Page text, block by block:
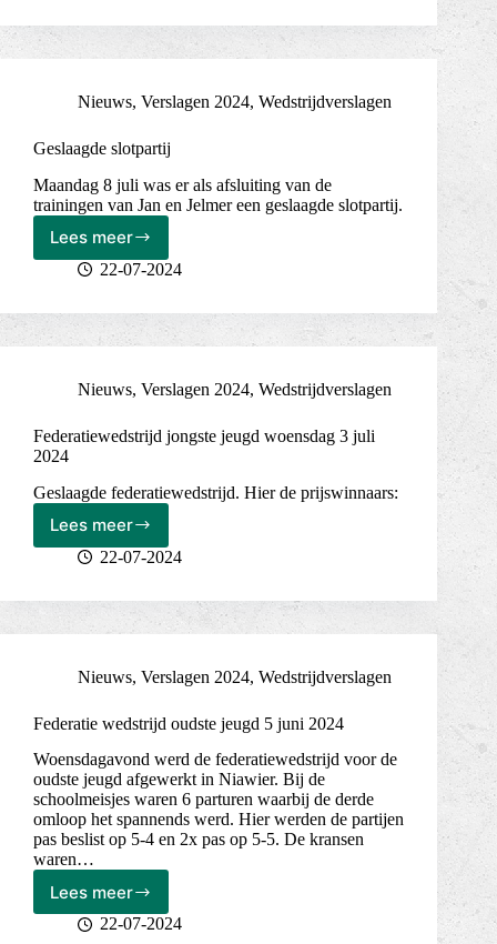
2024
Nieuws, Verslagen 2024, Wedstrijdverslagen
Geslaagde slotpartij
Maandag 8 juli was er als afsluiting van de
trainingen van Jan en Jelmer een geslaagde slotpartij.
Lees meerGeslaagde
slotpartij
22-07-2024
Nieuws, Verslagen 2024, Wedstrijdverslagen
Federatiewedstrijd jongste jeugd woensdag 3 juli
2024
Geslaagde federatiewedstrijd. Hier de prijswinnaars:
Lees meerFederatiewedstrijd
jongste
woensdag
juli
22-07-2024
Nieuws, Verslagen 2024, Wedstrijdverslagen
Federatie wedstrijd oudste jeugd 5 juni 2024
Woensdagavond werd de federatiewedstrijd voor de
oudste jeugd afgewerkt in Niawier. Bij de
schoolmeisjes waren 6 parturen waarbij de derde
omloop het spannends werd. Hier werden de partijen
pas beslist op 5-4 en 2x pas op 5-5. De kransen
waren…
Lees meerFederatie
wedstrijd
22-07-2024